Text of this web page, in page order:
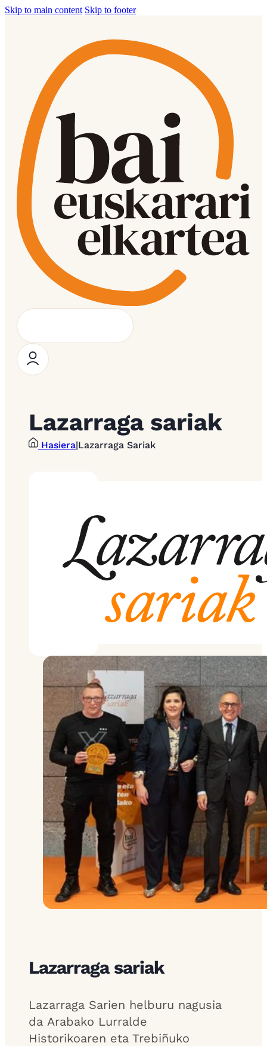
Skip to main content Skip to footer
Lazarraga sariak
Hasiera|Lazarraga Sariak
Lazarraga sariak
Lazarraga Sarien helburu nagusia
da Arabako Lurralde
Historikoaren eta Trebiñuko